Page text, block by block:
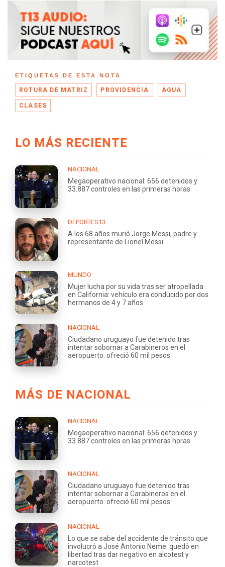
ETIQUETAS DE ESTA NOTA
ROTURA DE MATRIZ PROVIDENCIA AGUA
CLASES
LO MÁS RECIENTE
NACIONAL
Megaoperativo nacional: 656 detenidos y
33.887 controles en las primeras horas
DEPORTES13
A los 68 años murió Jorge Messi, padre y
representante de Lionel Messi
MUNDO
Mujer lucha por su vida tras ser atropellada
en California: vehículo era conducido por dos
hermanos de 4 y 7 años
NACIONAL
Ciudadano uruguayo fue detenido tras
intentar sobornar a Carabineros en el
aeropuerto: ofreció 60 mil pesos
MÁS DE NACIONAL
NACIONAL
Megaoperativo nacional: 656 detenidos y
33.887 controles en las primeras horas
NACIONAL
Ciudadano uruguayo fue detenido tras
intentar sobornar a Carabineros en el
aeropuerto: ofreció 60 mil pesos
NACIONAL
Lo que se sabe del accidente de tránsito que
involucró a José Antonio Neme: quedó en
libertad tras dar negativo en alcotest y
narcotest